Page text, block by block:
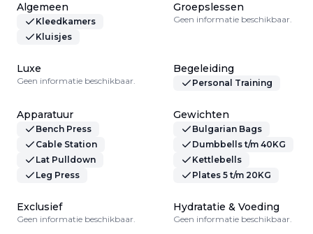
Algemeen
Kleedkamers
Kluisjes
Groepslessen
Geen informatie beschikbaar.
Luxe
Geen informatie beschikbaar.
Begeleiding
Personal Training
Apparatuur
Bench Press
Cable Station
Lat Pulldown
Leg Press
Gewichten
Bulgarian Bags
Dumbbells t/m 40KG
Kettlebells
Plates 5 t/m 20KG
Exclusief
Geen informatie beschikbaar.
Hydratatie & Voeding
Geen informatie beschikbaar.